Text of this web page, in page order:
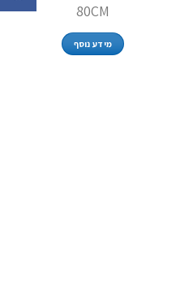
80CM
מידע נוסף